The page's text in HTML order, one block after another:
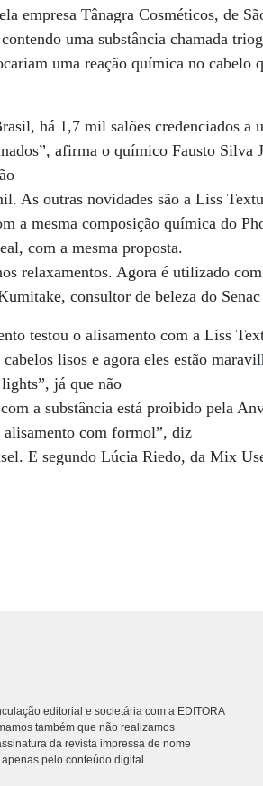
empresa Tânagra Cosméticos, de
uma substância chamada
uma reação química no cabelo
há 1,7 mil salões credenciados a
afirma o químico Fausto Silva
As outras novidades são a Liss
a mesma composição química do
com a mesma proposta.
relaxamentos. Agora é utilizado
consultor de beleza do Senac
testou o alisamento com a Liss
lisos e agora eles estão
já que não
a substância está proibido pela
com formol”, diz
E segundo Lúcia Riedo, da Mix
editorial e societária com a EDITORA
também que não realizamos
da revista impressa de nome
pelo conteúdo digital